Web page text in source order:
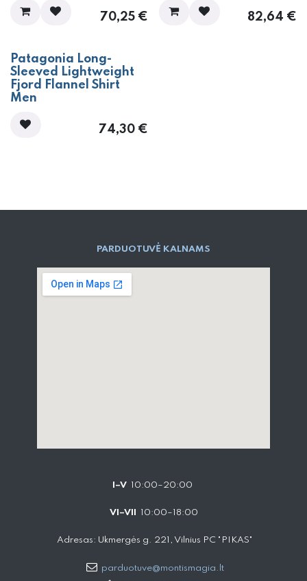
70,25€ 82,64 €
Patagonia Long-
Sleeved Lightweight
Fjord Flannel Shirt
Men
74,30€
PARD​UOTUVĖ​ KALNAMS
I–V 10:00–20:00
VI–VII 10:00–18:00
Adresas: Ukmergės g. 221, Vilnius PC "PIKAS"
parduotuve@montismagia.lt